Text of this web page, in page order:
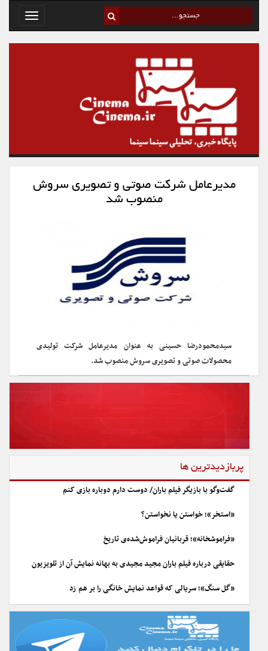
Toggle
مدیرعامل شرکت صوتی و تصویری سروش
منصوب شد
سیدمحمودرضا حسینی به عنوان مدیرعامل شرکت تولیدی
محصولات صوتی و تصویری سروش منصوب شد.
پربازدیدترین ها
گفت‌وگو با بازیگر فیلم باران/ دوست دارم دوباره بازی کنم
«استخر»؛ خواستن یا نخواستن؟
«فراموشخانه»؛ قربانیان فراموش‌شده‌ی تاریخ
حقایقی درباره فیلم باران مجید مجیدی به بهانه نمایش آن از تلویزیون
«گل سنگ»؛ سریالی که قواعد نمایش خانگی را بر هم زد